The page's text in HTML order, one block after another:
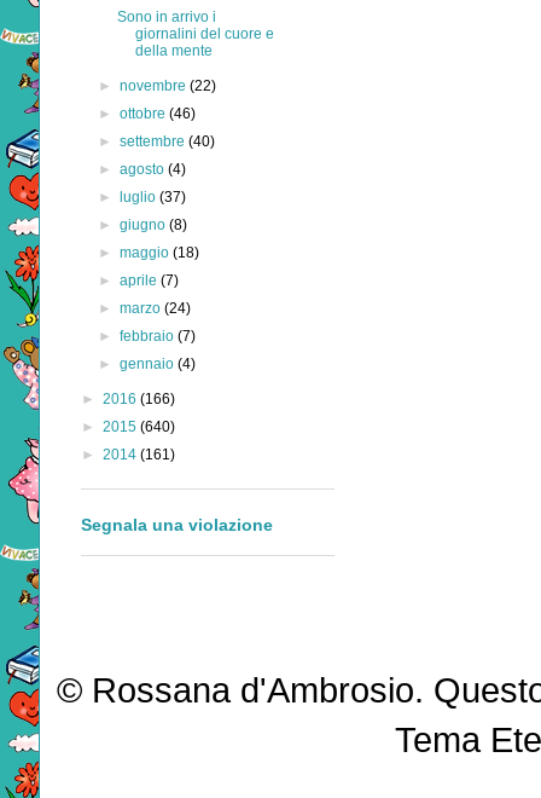
Sono in arrivo i
giornalini del cuore e
della mente
►novembre(22)
►ottobre(46)
►settembre(40)
►agosto(4)
►
luglio(37)
►giugno(8)
►maggio(18)
►aprile(7)
►marzo(24)
►febbraio(7)
►gennaio(4)
► 2016 (166)
► 2015 (640)
► 2014 (161)
Segnala una violazione
© Rossana d'Ambrosio.
Tema